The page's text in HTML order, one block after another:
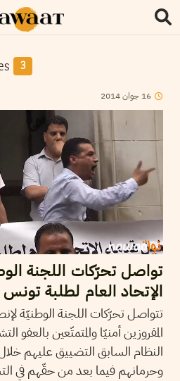
3
16 جوان2014
تواصل تحرّكات اللجنة
الإتحاد العام لطلبة تونس
تتواصل تحرّكات اللجنة الوطنيّة
المفروزين أمنيّا والمتمتّعين بالعفو
النظام السابق التضييق عليهم
وحرمانهم فيما بعد من حقّهم في